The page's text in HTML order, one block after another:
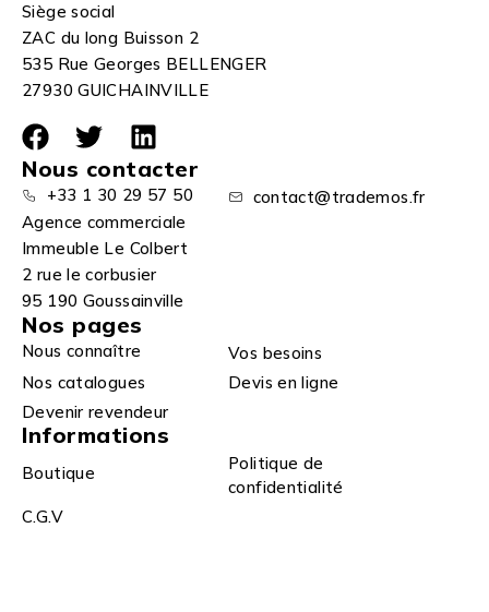
Siège social
ZAC du long Buisson 2
535 Rue Georges BELLENGER
27930 GUICHAINVILLE
Nous contacter
+33 1 30 29 57 50
contact@trademos.fr
Agence commerciale
Immeuble Le Colbert
2 rue le corbusier
95 190 Goussainville
Nos pages
Nous connaître
Vos besoins
Nos catalogues
Devis en ligne
Devenir revendeur
Informations
Boutique
Politique de
confidentialité
C.G.V